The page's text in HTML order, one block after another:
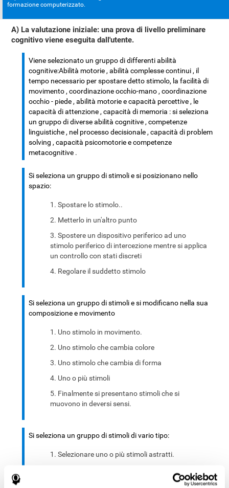
formazione computerizzato.
A) La valutazione iniziale: una prova di livello preliminare
cognitivo viene eseguita dall'utente.
Viene selezionato un gruppo di differenti abilità
cognitive:Abilità motorie , abilità complesse continui , il
tempo necessario per spostare detto stimolo, la facilità di
movimento , coordinazione occhio-mano , coordinazione
occhio - piede , abilità motorie e capacità percettive , le
capacità di attenzione , capacità di memoria : si seleziona
un gruppo di diverse abilità cognitive , competenze
linguistiche , nel processo decisionale , capacità di problem
solving , capacità psicomotorie e competenze
metacognitive .
Si seleziona un gruppo di stimoli e si posizionano nello
spazio:
Spostare lo stimolo..
Metterlo in un'altro punto
Spostere un dispositivo periferico ad uno
stimolo periferico di intercezione mentre si applica
un controllo con stati discreti
Regolare il suddetto stimolo
Si seleziona un gruppo di stimoli e si modificano nella sua
composizione e movimento
Uno stimolo in movimento.
Uno stimolo che cambia colore
Uno stimolo che cambia di forma
Uno o più stimoli
Finalmente si presentano stimoli che si
muovono in deversi sensi.
Si seleziona un gruppo di stimoli di vario tipo:
Selezionare uno o più stimoli astratti.